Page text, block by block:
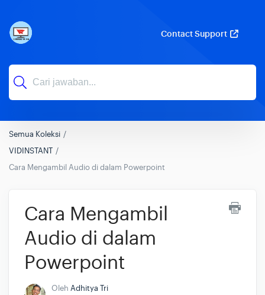
Contact Support
Semua Koleksi
VIDINSTANT
Cara Mengambil Audio di dalam Powerpoint
Cara Mengambil
Audio di dalam
Powerpoint
Oleh Adhitya Tri